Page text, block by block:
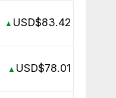
▲ USD$83.42
▲ USD$78.01